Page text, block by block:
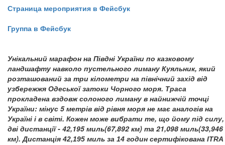
Страница мероприятия в Фейсбук
Группа в Фейсбук
Унікальний марафон на Півдні України по казковому
ландшафту навколо пустельного лиману Куяльник, який
розташований за три кілометри на північний захід від
узбережжя Одеської затоки Чорного моря. Траса
прокладена вздовж солоного лиману в найнижчій точці
України: мінус 5 метрів від рівня моря не має аналогів на
Україні і в світі. Кожен може вибрати те, що йому під силу,
дві дистанції - 42,195 миль(67,892 км) та 21,098 миль(33,946
км). Дистанція 42,195 миль за 14 годин сертифікована ITRA